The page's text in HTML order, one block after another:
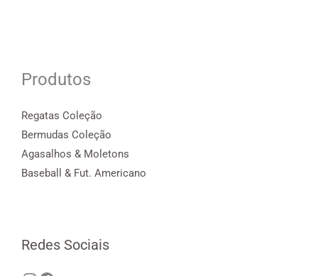
Produtos
Regatas Coleção
Bermudas Coleção
Agasalhos & Moletons
Baseball & Fut. Americano
Redes Sociais